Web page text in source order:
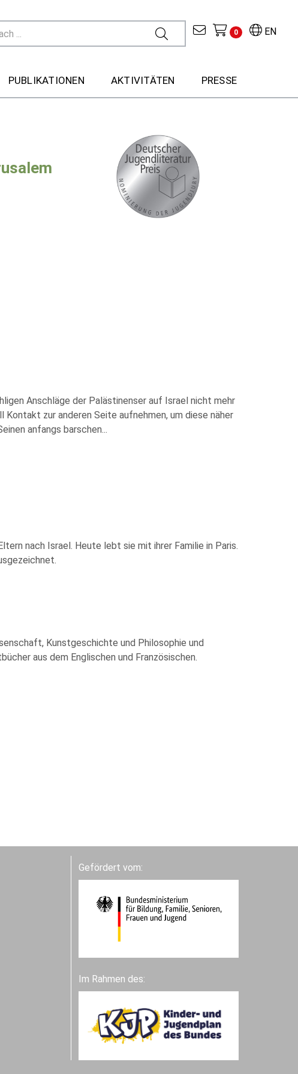
EN
0
PUBLIKATIONEN AKTIVITÄTEN PRESSE
Anschläge der Palästinenser auf Israel nicht mehr
zur anderen Seite aufnehmen, um diese näher
anfangs barschen...
nach Israel. Heute lebt sie mit ihrer Familie in Paris.
Kunstgeschichte und Philosophie und
aus dem Englischen und Französischen.
Gefördert vom:
Im Rahmen des: